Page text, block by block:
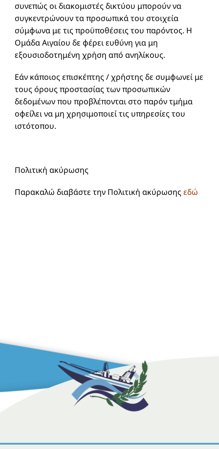
συνεπώς οι διακομιστές δικτύου μπορούν να
συγκεντρώνουν τα προσωπικά του στοιχεία
σύμφωνα με τις προϋποθέσεις του παρόντος. Η
Ομάδα Αιγαίου δε φέρει ευθύνη για μη
εξουσιοδοτημένη χρήση από ανηλίκους.
Εάν κάποιος επισκέπτης / χρήστης δε συμφωνεί με
τους όρους προστασίας των προσωπικών
δεδομένων που προβλέπονται στο παρόν τμήμα
οφείλει να μη χρησιμοποιεί τις υπηρεσίες του
ιστότοπου.
Πολιτική ακύρωσης
Παρακαλώ διαβάστε την Πολιτική ακύρωσης εδώ